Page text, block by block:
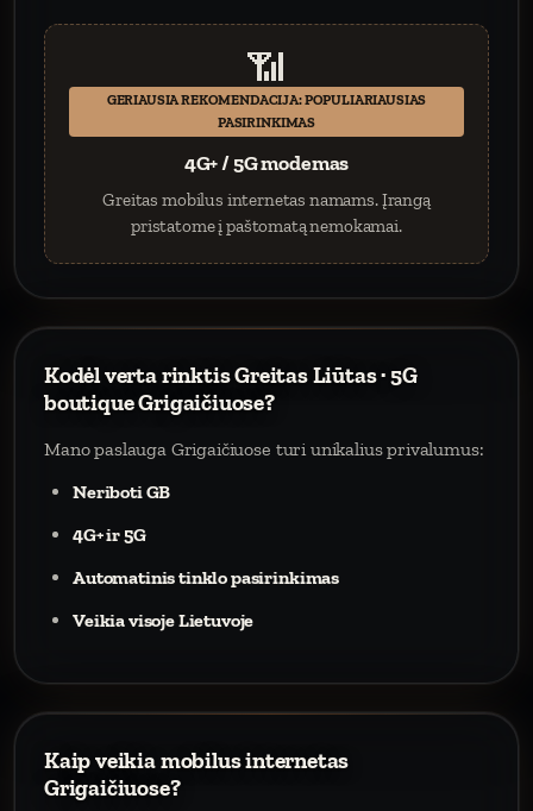
📶
GERIAUSIA REKOMENDACIJA: POPULIARIAUSIAS
PASIRINKIMAS
4G+ / 5G modemas
Greitas mobilus internetas namams. Įrangą
pristatome į paštomatą nemokamai.
Kodėl verta rinktis Greitas Liūtas · 5G
boutique Grigaičiuose?
Mano paslauga Grigaičiuose turi unikalius privalumus:
Neriboti GB
4G+ ir 5G
Automatinis tinklo pasirinkimas
Veikia visoje Lietuvoje
Kaip veikia mobilus internetas
Grigaičiuose?